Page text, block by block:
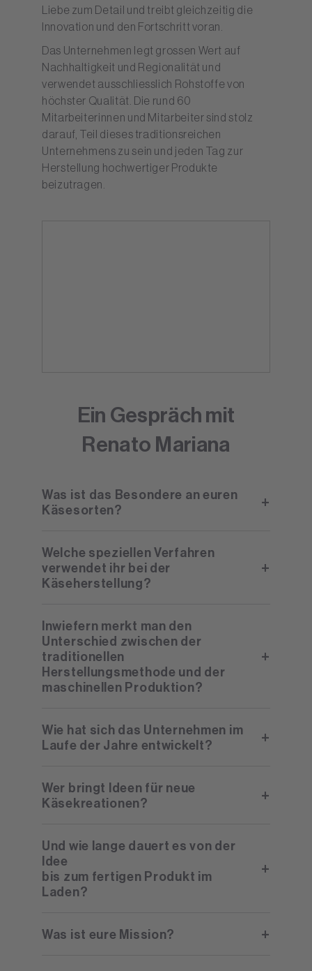
Liebe zum Detail und treibt gleichzeitig die
Innovation und den Fortschritt voran.
Das Unternehmen legt grossen Wert auf
Nachhaltigkeit und Regionalität und
verwendet ausschliesslich Rohstoffe von
höchster Qualität. Die rund 60
Mitarbeiterinnen und Mitarbeiter sind stolz
darauf, Teil dieses traditionsreichen
Unternehmens zu sein und jeden Tag zur
Herstellung hochwertiger Produkte
beizutragen.
Ein Gespräch mit
Renato Mariana
Was ist das Besondere an euren
Käsesorten?
Welche speziellen Verfahren
verwendet ihr bei der
Käseherstellung?
Inwiefern merkt man den
Unterschied zwischen der
traditionellen
Herstellungsmethode und der
maschinellen Produktion?
Wie hat sich das Unternehmen im
Laufe der Jahre entwickelt?
Wer bringt Ideen für neue
Käsekreationen?
Und wie lange dauert es von der
Idee
bis zum fertigen Produkt im
Laden?
Was ist eure Mission?